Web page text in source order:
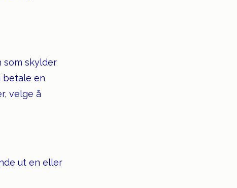
som skylder
betale en
velge å
ut en eller